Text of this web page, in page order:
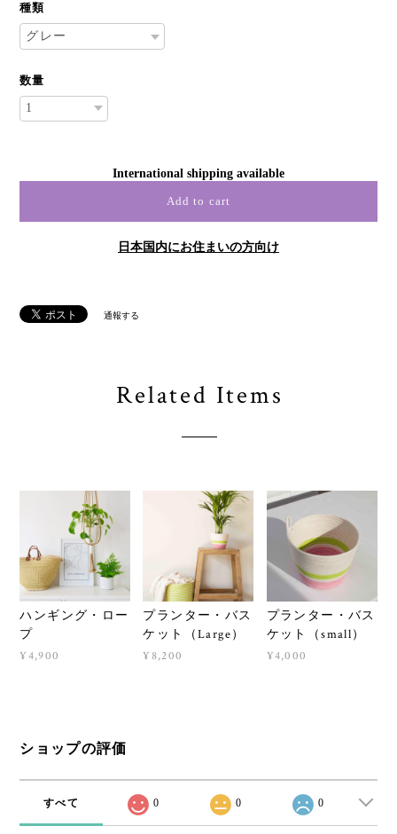
種類
数量
International shipping available
Add to cart
日本国内にお住まいの方向け
通報する
Related Items
ハンギング・ロー
プ
¥4,900
プランター・バス
ケット（Large）
¥8,200
プランター・バス
ケット（small）
¥4,000
ショップの評価
すべて 0 0 0